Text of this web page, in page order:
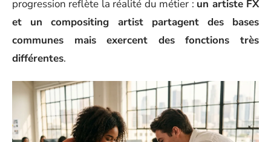
progression reflète la réalité du métier : un artiste FX
et un compositing artist partagent des bases
communes mais exercent des fonctions très
différentes.